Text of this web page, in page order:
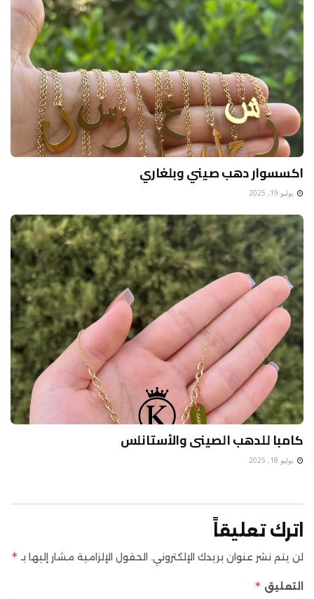
اكسسوار دهب صيني وبلغاري
يوليو 19, 2025
كامبا للدهب الصينى والأستانلس
يوليو 18, 2025
اترك تعليقاً
لن يتم نشر عنوان بريدك الإلكتروني. الحقول الإلزامية مشار إليها بـ *
التعليق *